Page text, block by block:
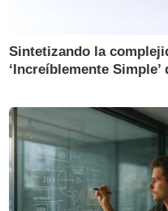
Sintetizando la
‘Increíblemente Simple’